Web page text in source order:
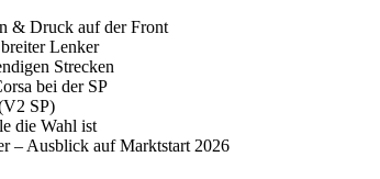
& Druck auf der Front
Lenker
Strecken
bei der SP
SP)
die Wahl ist
– Ausblick auf Marktstart 2026